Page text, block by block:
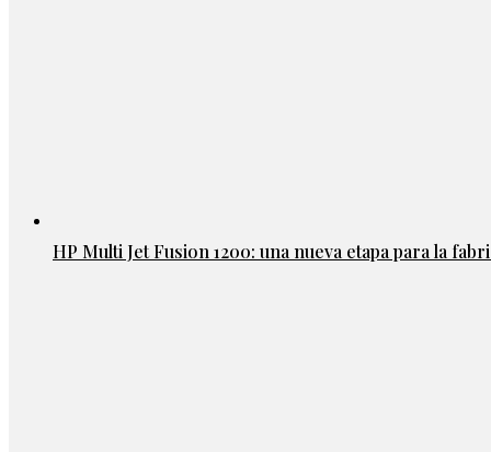
HP Multi Jet Fusion 1200: una nueva etapa para la